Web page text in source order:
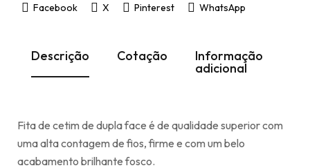
Facebook X Pinterest WhatsApp
Descrição Cotação Informação
adicional
Fita de cetim de dupla face é de qualidade superior com
uma alta contagem de fios, firme e com um belo
acabamento brilhante fosco.